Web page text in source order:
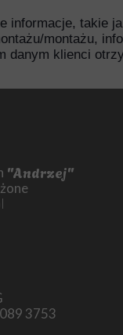
informacje, takie
montażu,
danym klienci
"Andrzej"
3753